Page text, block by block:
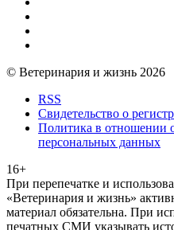
© Ветеринария и жизнь 2026
RSS
Свидетельство о
Политика в отношении
персональных данных
16+
При перепечатке и
«Ветеринария и жизнь»
материал обязательна. При
печатных СМИ указывать